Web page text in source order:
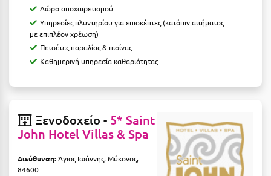
Κόρινθος
Κορώνη
Κουρούτα Ηλείας
Κρουαζιέρες
Κυλλήνη
Δώρο αποχαιρετισμού
Υπηρεσίες πλυντηρίου για επισκέπτες (κατόπιν αιτήματος
με επιπλέον χρέωση)
Πετσέτες παραλίας & πισίνας
Καθημερινή υπηρεσία καθαριότητας
Ξενοδοχείο - 5* Saint
John Hotel Villas & Spa
Διεύθυνση:Άγιος Ιωάννης, Μύκονος,
84600